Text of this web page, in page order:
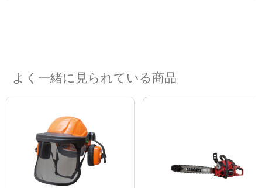
よく一緒に見られている商品